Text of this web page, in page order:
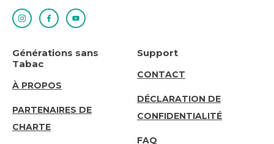
Générations sans
Tabac
ABOUT
US
À PROPOS
PARTENAIRES DE
CHARTE
Support
SUPPORT
CONTACT
DÉCLARATION DE
CONFIDENTIALITÉ
FAQ